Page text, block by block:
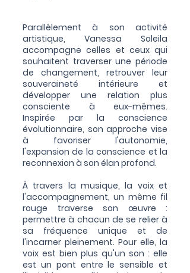
Parallèlement à son activité
artistique, Vanessa Soleila
accompagne celles et ceux qui
souhaitent traverser une période
de changement, retrouver leur
souveraineté intérieure et
développer une relation plus
consciente à eux-mêmes.
Inspirée par la conscience
évolutionnaire, son approche vise
à favoriser l'autonomie,
l'expansion de la conscience et la
reconnexion à son élan profond.
À travers la musique, la voix et
l'accompagnement, un même fil
rouge traverse son œuvre :
permettre à chacun de se relier à
sa fréquence unique et de
l'incarner pleinement. Pour elle, la
voix est bien plus qu'un son : elle
est un pont entre le sensible et